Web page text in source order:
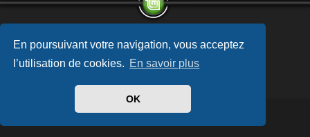
En poursuivant votre navigation, vous acceptez
l’utilisation de cookies. En savoir plus
OK